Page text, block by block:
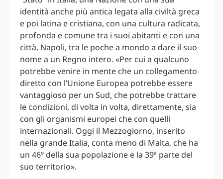
identità anche più antica legata alla civiltà greca
e poi latina e cristiana, con una cultura radicata,
profonda e comune tra i suoi abitanti e con una
città, Napoli, tra le poche a mondo a dare il suo
nome a un Regno intero. «Per cui a qualcuno
potrebbe venire in mente che un collegamento
diretto con l’Unione Europea potrebbe essere
vantaggioso per un Sud, che potrebbe trattare
le condizioni, di volta in volta, direttamente, sia
con gli organismi europei che con quelli
internazionali. Oggi il Mezzogiorno, inserito
nella grande Italia, conta meno di Malta, che ha
un 46º della sua popolazione e la 39ª parte del
suo territorio».